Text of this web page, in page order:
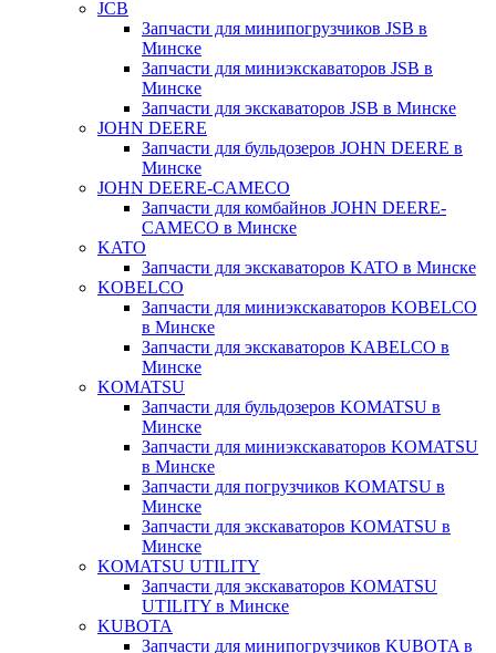
JCB
Запчасти для минипогрузчиков JSB в
Минске
Запчасти для миниэкскаваторов JSB в
Минске
Запчасти для экскаваторов JSB в Минске
JOHN DEERE
Запчасти для бульдозеров JOHN DEERE в
Минске
JOHN DEERE-CAMECO
Запчасти для комбайнов JOHN DEERE-
CAMECO в Минске
KATO
Запчасти для экскаваторов KATO в Минске
KOBELCO
Запчасти для миниэкскаваторов KOBELCO
в Минске
Запчасти для экскаваторов KABELCO в
Минске
KOMATSU
Запчасти для бульдозеров KOMATSU в
Минске
Запчасти для миниэкскаваторов KOMATSU
в Минске
Запчасти для погрузчиков KOMATSU в
Минске
Запчасти для экскаваторов KOMATSU в
Минске
KOMATSU UTILITY
Запчасти для экскаваторов KOMATSU
UTILITY в Минске
KUBOTA
Запчасти для минипогрузчиков KUBOTA в